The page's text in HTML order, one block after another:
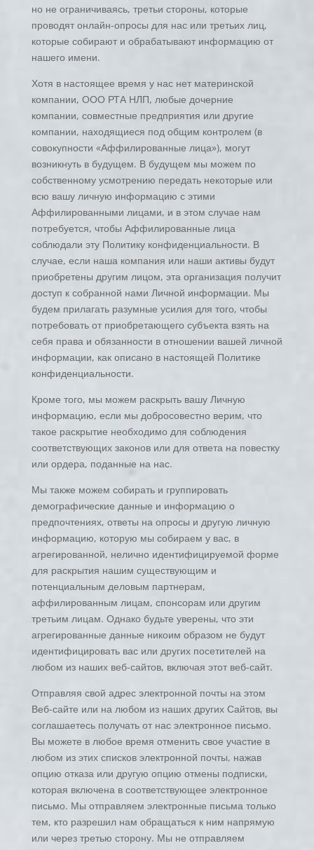
но не ограничиваясь, третьи стороны, которые
проводят онлайн-опросы для нас или третьих лиц,
которые собирают и обрабатывают информацию от
нашего имени.
Хотя в настоящее время у нас нет материнской
компании, ООО РТА НЛП, любые дочерние
компании, совместные предприятия или другие
компании, находящиеся под общим контролем (в
совокупности «Аффилированные лица»), могут
возникнуть в будущем. В будущем мы можем по
собственному усмотрению передать некоторые или
всю вашу личную информацию с этими
Аффилированными лицами, и в этом случае нам
потребуется, чтобы Аффилированные лица
соблюдали эту Политику конфиденциальности. В
случае, если наша компания или наши активы будут
приобретены другим лицом, эта организация получит
доступ к собранной нами Личной информации. Мы
будем прилагать разумные усилия для того, чтобы
потребовать от приобретающего субъекта взять на
себя права и обязанности в отношении вашей личной
информации, как описано в настоящей Политике
конфиденциальности.
Кроме того, мы можем раскрыть вашу Личную
информацию, если мы добросовестно верим, что
такое раскрытие необходимо для соблюдения
соответствующих законов или для ответа на повестку
или ордера, поданные на нас.
Мы также можем собирать и группировать
демографические данные и информацию о
предпочтениях, ответы на опросы и другую личную
информацию, которую мы собираем у вас, в
агрегированной, нелично идентифицируемой форме
для раскрытия нашим существующим и
потенциальным деловым партнерам,
аффилированным лицам, спонсорам или другим
третьим лицам. Однако будьте уверены, что эти
агрегированные данные никоим образом не будут
идентифицировать вас или других посетителей на
любом из наших веб-сайтов, включая этот веб-сайт.
Отправляя свой адрес электронной почты на этом
Веб-сайте или на любом из наших других Сайтов, вы
соглашаетесь получать от нас электронное письмо.
Вы можете в любое время отменить свое участие в
любом из этих списков электронной почты, нажав
опцию отказа или другую опцию отмены подписки,
которая включена в соответствующее электронное
письмо. Мы отправляем электронные письма только
тем, кто разрешил нам обращаться к ним напрямую
или через третью сторону. Мы не отправляем